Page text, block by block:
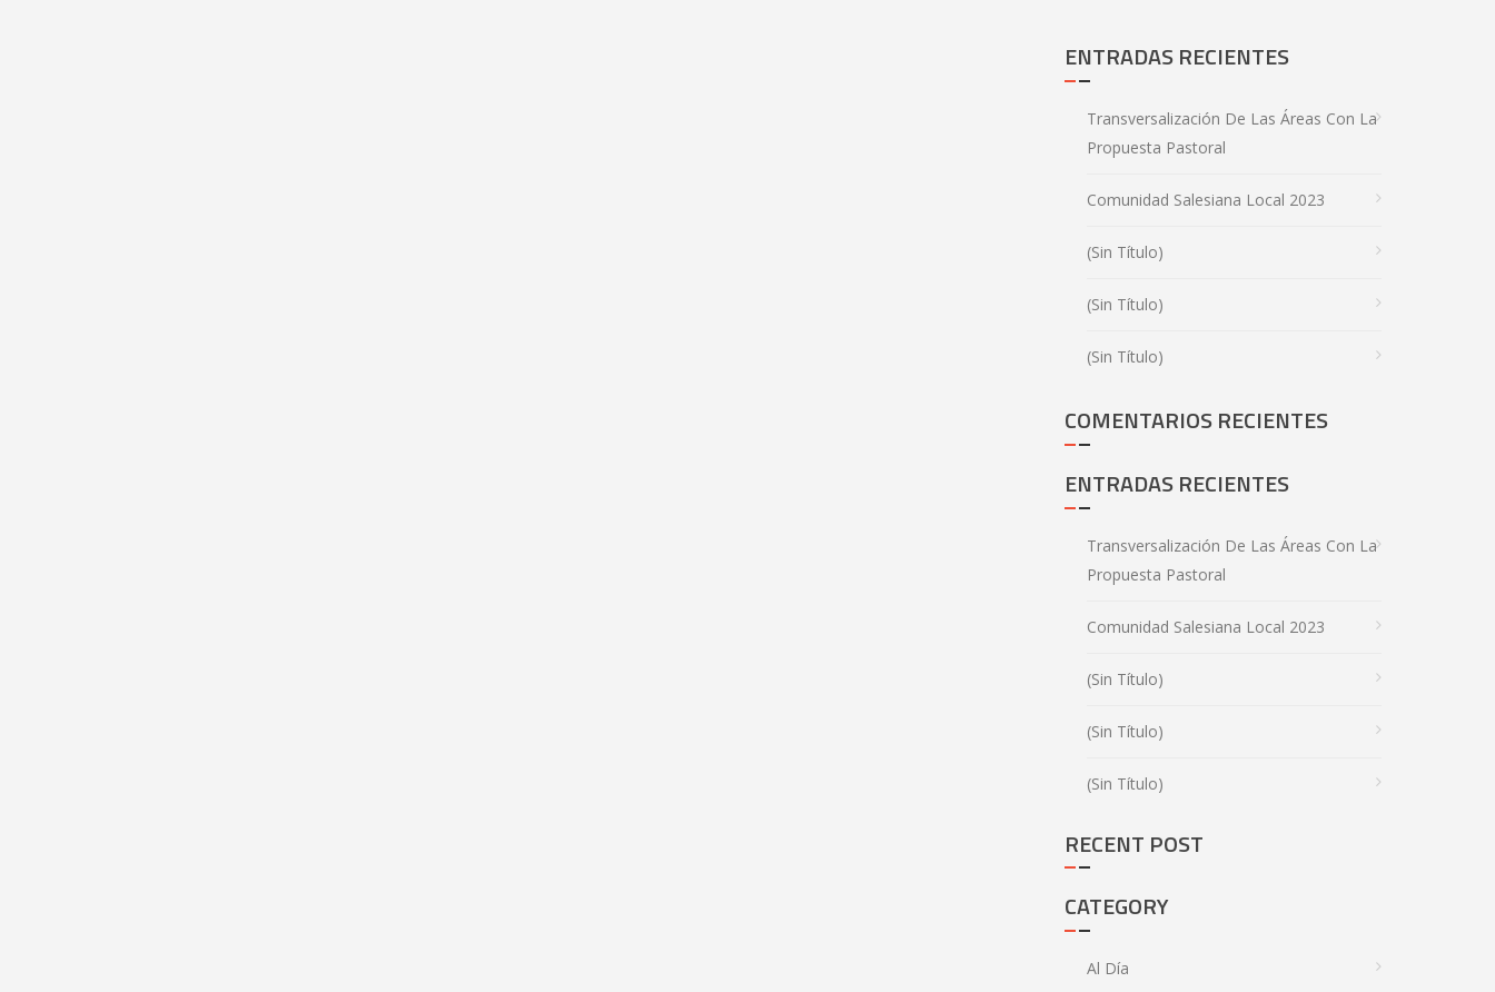
ENTRADAS RECIENTES
Transversalización De Las Áreas Con La
Propuesta Pastoral
Comunidad Salesiana Local 2023
(sin Título)
(sin Título)
(sin Título)
COMENTARIOS RECIENTES
ENTRADAS RECIENTES
Transversalización De Las Áreas Con La
Propuesta Pastoral
Comunidad Salesiana Local 2023
(sin Título)
(sin Título)
(sin Título)
RECENT POST
CATEGORY
Al Día